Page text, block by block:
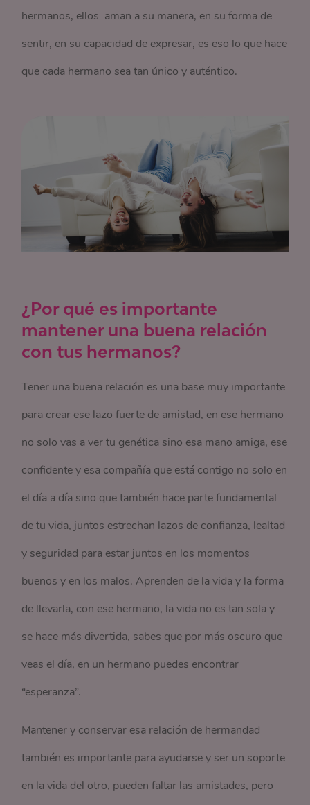
hermanos, ellos aman a su manera, en su forma de
sentir, en su capacidad de expresar, es eso lo que hace
que cada hermano sea tan único y auténtico.
¿Por qué es importante
mantener una buena relación
con tus hermanos?
Tener una buena relación es una base muy importante
para crear ese lazo fuerte de amistad, en ese hermano
no solo vas a ver tu genética sino esa mano amiga, ese
confidente y esa compañía que está contigo no solo en
el día a día sino que también hace parte fundamental
de tu vida, juntos estrechan lazos de confianza, lealtad
y seguridad para estar juntos en los momentos
buenos y en los malos. Aprenden de la vida y la forma
de llevarla, con ese hermano, la vida no es tan sola y
se hace más divertida, sabes que por más oscuro que
veas el día, en un hermano puedes encontrar
“esperanza”.
Mantener y conservar esa relación de hermandad
también es importante para ayudarse y ser un soporte
en la vida del otro, pueden faltar las amistades, pero